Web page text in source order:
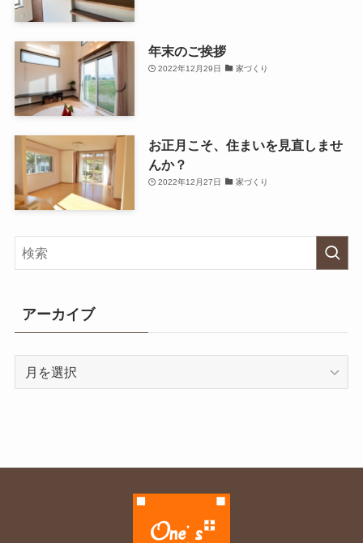
年末のご挨拶
2022年12月29日 家づくり
お正月こそ、住まいを見直しませ
んか？
2022年12月27日 家づくり
アーカイブ